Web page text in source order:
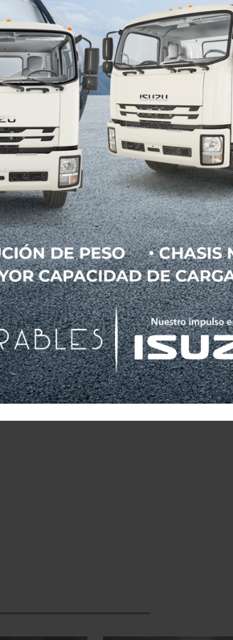
se mantiene la CDMX
(7%), sin embargo, la AMAVe
llevar a cabo los trámites de
para dicho servicio,
Si estos estados aperturaran
sector y sobre todo para los
arrendamiento vehicular se trata
de descapitalizarse y será
rápida para todos los tipos de
que la actividad en el
por la pandemia.
Hibridas y Eléctricas que se
todas las unidades vendidas de
empresas administradoras de
de servicios de movilidad y
combustible, remercadeo